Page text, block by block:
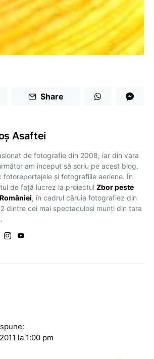
Share
Asaftei
de fotografie din 2008, iar din vara
am început să scriu pe acest blog.
fotoreportajele și fotografiile aeriene. În
de față lucrez la proiectul Zbor peste
, în cadrul căruia fotografiez din
dintre cei mai spectaculoși munți din țara
spune:
la 1:00 pm